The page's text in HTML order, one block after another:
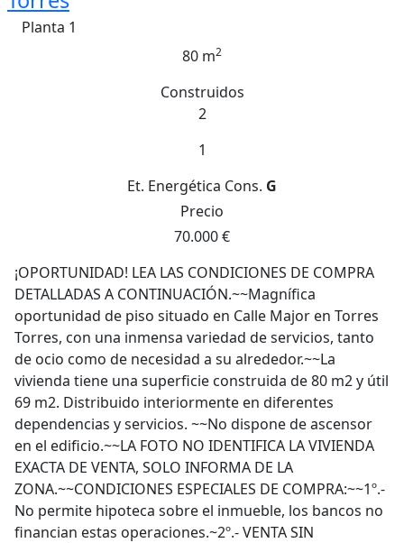
Planta 1
80 m2
Construidos
2
1
Et. Energética Cons. G
Precio
70.000 €
¡OPORTUNIDAD! LEA LAS CONDICIONES DE COMPRA
DETALLADAS A CONTINUACIÓN.~~Magnífica
oportunidad de piso situado en Calle Major en Torres
Torres, con una inmensa variedad de servicios, tanto
de ocio como de necesidad a su alrededor.~~La
vivienda tiene una superficie construida de 80 m2 y útil
69 m2. Distribuido interiormente en diferentes
dependencias y servicios. ~~No dispone de ascensor
en el edificio.~~LA FOTO NO IDENTIFICA LA VIVIENDA
EXACTA DE VENTA, SOLO INFORMA DE LA
ZONA.~~CONDICIONES ESPECIALES DE COMPRA:~~1º.-
No permite hipoteca sobre el inmueble, los bancos no
financian estas operaciones.~2º.- VENTA SIN